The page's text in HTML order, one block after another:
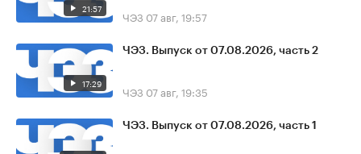
21:57 ЧЭЗ 07 авг, 19:57
17:29
ЧЭЗ. Выпуск от 07.08.2026, часть 2
ЧЭЗ 07 авг, 19:35
ЧЭЗ. Выпуск от 07.08.2026, часть 1